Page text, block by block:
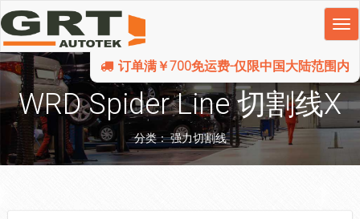
订单满￥700免运费-仅限中国大陆范围内
WRD Spider Line 切割线X
分类：强力切割线